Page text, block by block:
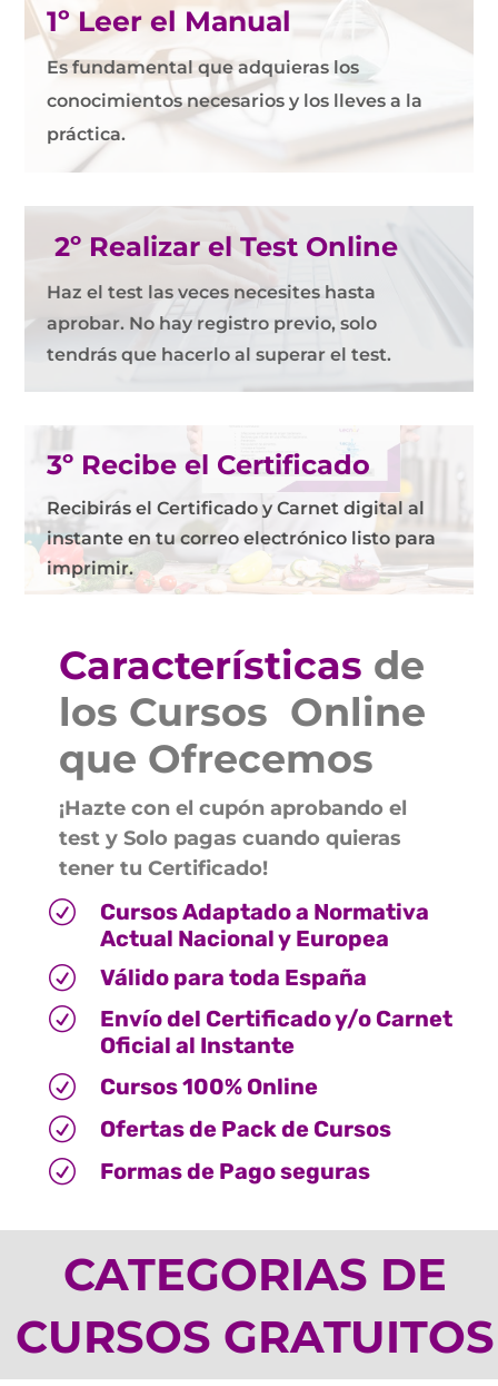
1º Leer el Manual
Es fundamental que adquieras los
conocimientos necesarios y los lleves a la
práctica.
2º Realizar el Test Online
Haz el test las veces necesites hasta
aprobar. No hay registro previo, solo
tendrás que hacerlo al superar el test.
3º Recibe el Certificado
Recibirás el Certificado y Carnet digital al
instante en tu correo electrónico listo para
imprimir.
Características de
los Cursos Online
que Ofrecemos
¡Hazte con el cupón aprobando el
test y Solo pagas cuando quieras
tener tu Certificado!
R
Cursos Adaptado a Normativa
Actual Nacional y Europea
R Válido para toda España
R
Envío del Certificado y/o Carnet
Oficial al Instante
R Cursos 100% Online
R Ofertas de Pack de Cursos
R Formas de Pago seguras
CATEGORIAS DE
CURSOS GRATUITOS